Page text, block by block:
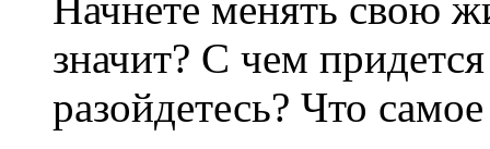
значит? С чем
разойдетесь? Что